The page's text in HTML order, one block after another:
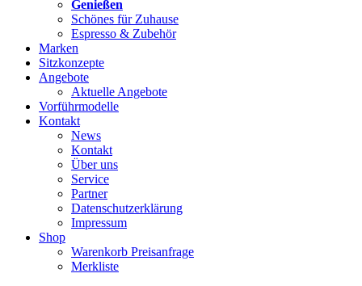
Genießen
Schönes für Zuhause
Espresso & Zubehör
Marken
Sitzkonzepte
Angebote
Aktuelle Angebote
Vorführmodelle
Kontakt
News
Kontakt
Über uns
Service
Partner
Datenschutzerklärung
Impressum
Shop
Warenkorb Preisanfrage
Merkliste